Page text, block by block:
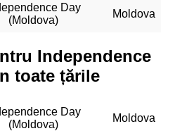
Day
(Moldova)
Moldova
Independence
toate țările
Day
(Moldova)
Moldova